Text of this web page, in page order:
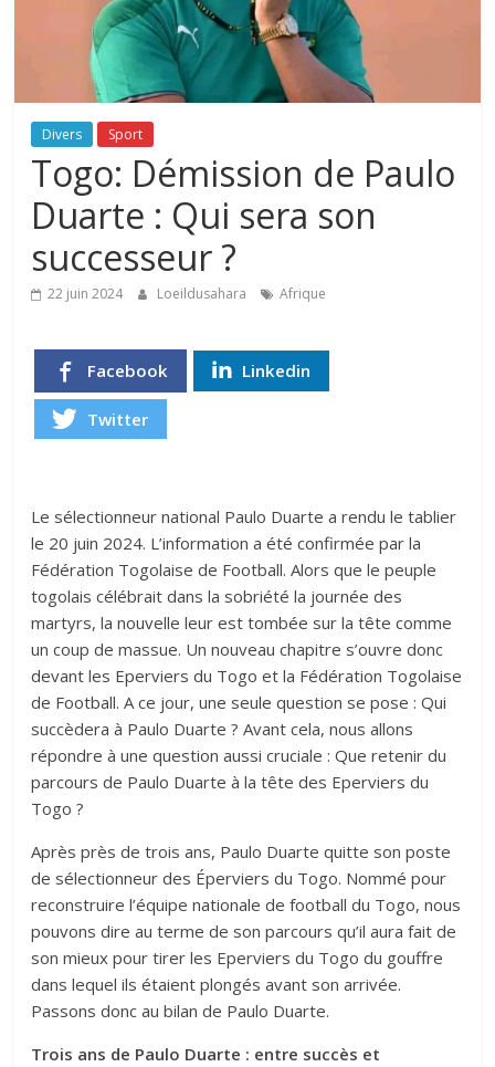
Divers Sport
Togo: Démission de Paulo
Duarte : Qui sera son
successeur ?
22 juin 2024 Loeildusahara Afrique
Facebook Linkedin
Twitter
Le sélectionneur national Paulo Duarte a rendu le tablier
le 20 juin 2024. L’information a été confirmée par la
Fédération Togolaise de Football. Alors que le peuple
togolais célébrait dans la sobriété la journée des
martyrs, la nouvelle leur est tombée sur la tête comme
un coup de massue. Un nouveau chapitre s’ouvre donc
devant les Eperviers du Togo et la Fédération Togolaise
de Football. A ce jour, une seule question se pose : Qui
succèdera à Paulo Duarte ? Avant cela, nous allons
répondre à une question aussi cruciale : Que retenir du
parcours de Paulo Duarte à la tête des Eperviers du
Togo ?
Après près de trois ans, Paulo Duarte quitte son poste
de sélectionneur des Éperviers du Togo. Nommé pour
reconstruire l’équipe nationale de football du Togo, nous
pouvons dire au terme de son parcours qu’il aura fait de
son mieux pour tirer les Eperviers du Togo du gouffre
dans lequel ils étaient plongés avant son arrivée.
Passons donc au bilan de Paulo Duarte.
Trois ans de Paulo Duarte : entre succès et